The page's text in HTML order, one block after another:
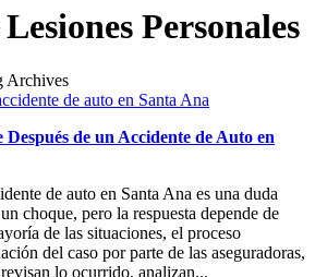
Personales
Archives
de un Accidente de Auto en
de auto en Santa Ana es una duda
choque, pero la respuesta depende de
de las situaciones, el proceso
del caso por parte de las aseguradoras,
lo ocurrido, analizan...